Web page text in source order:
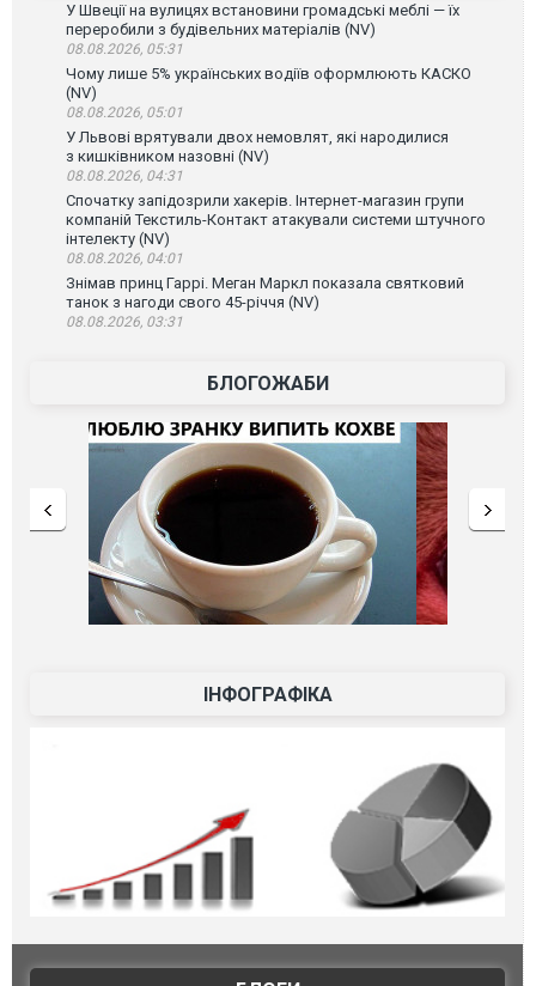
У Швеції на вулицях встановини громадські меблі — їх
переробили з будівельних матеріалів (NV)
08.08.2026, 05:31
Чому лише 5% українських водіїв оформлюють КАСКО
(NV)
08.08.2026, 05:01
У Львові врятували двох немовлят, які народилися
з кишківником назовні (NV)
08.08.2026, 04:31
Спочатку запідозрили хакерів. Інтернет-магазин групи
компаній Текстиль-Контакт атакували системи штучного
інтелекту (NV)
08.08.2026, 04:01
Знімав принц Гаррі. Меган Маркл показала святковий
танок з нагоди свого 45-річчя (NV)
08.08.2026, 03:31
БЛОГОЖАБИ
ІНФОГРАФІКА